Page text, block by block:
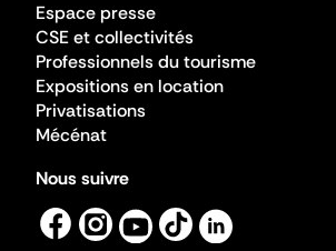
Espace presse
CSE et collectivités
Professionnels du tourisme
Expositions en location
Privatisations
Mécénat
Nous suivre